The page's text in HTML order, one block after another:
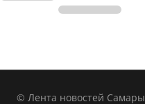
© Лента новостей Самары